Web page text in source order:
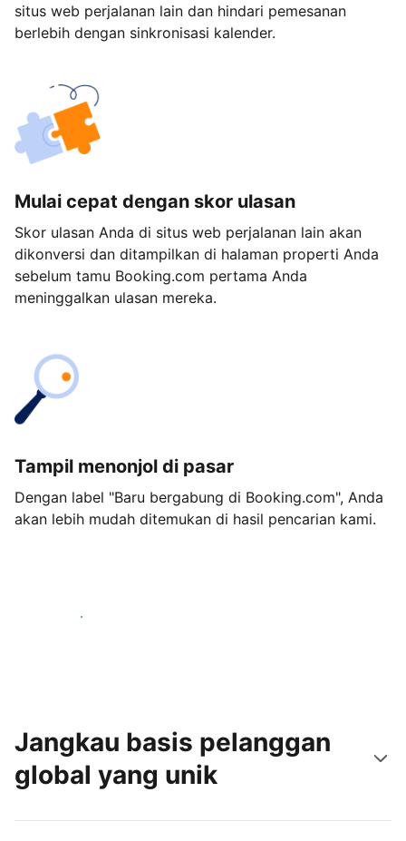
situs web perjalanan lain dan hindari pemesanan
berlebih dengan sinkronisasi kalender.
Mulai cepat dengan skor ulasan
Skor ulasan Anda di situs web perjalanan lain akan
dikonversi dan ditampilkan di halaman properti Anda
sebelum tamu Booking.com pertama Anda
meninggalkan ulasan mereka.
Tampil menonjol di pasar
Dengan label "Baru bergabung di Booking.com", Anda
akan lebih mudah ditemukan di hasil pencarian kami.
Mulai sekarang
Jangkau basis pelanggan
global yang unik